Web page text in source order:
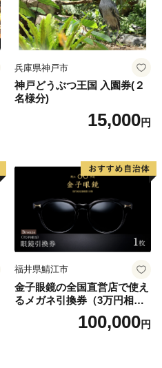
兵庫県神戸市
神戸どうぶつ王国 入園券(２
名様分)
15,000円
福井県鯖江市
金子眼鏡の全国直営店で使え
るメガネ引換券（3万円相
100,000円